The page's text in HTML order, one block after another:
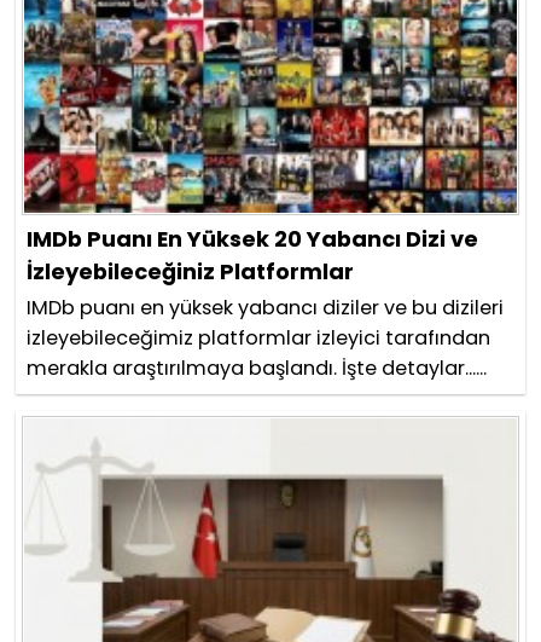
IMDb Puanı En Yüksek 20 Yabancı Dizi ve
İzleyebileceğiniz Platformlar
IMDb puanı en yüksek yabancı diziler ve bu dizileri
izleyebileceğimiz platformlar izleyici tarafından
merakla araştırılmaya başlandı. İşte detaylar......